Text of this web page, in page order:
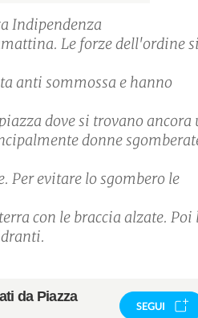
Indipendenza
Le forze dell'ordine
anti sommossa e hanno
dove si trovano ancora
donne
Per evitare lo sgombero le
con le braccia alzate. Poi
da Piazza
SEGUI